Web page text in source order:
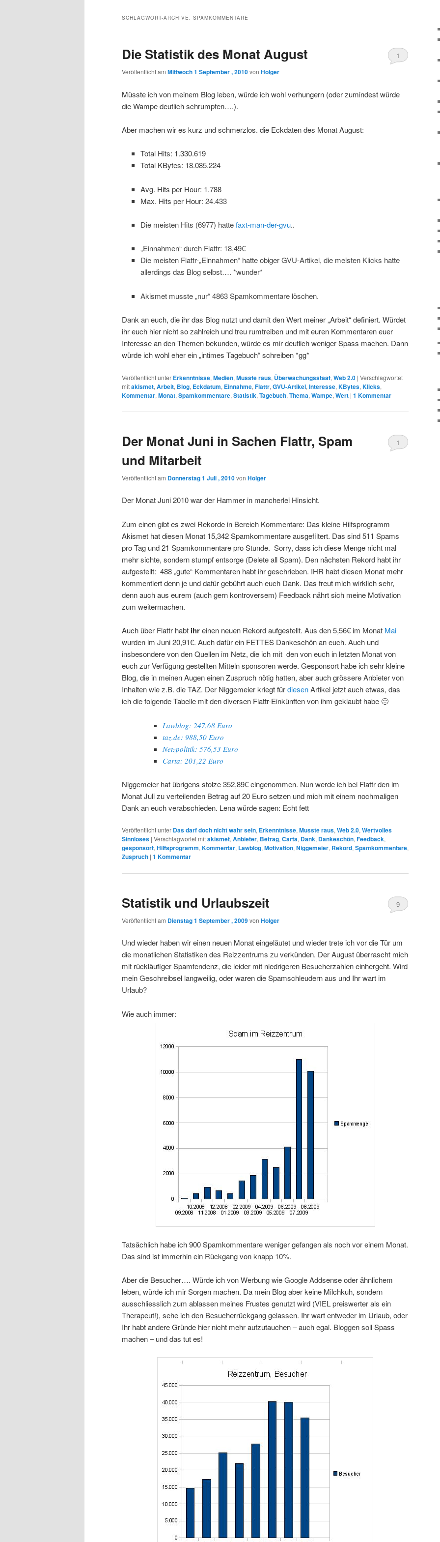
wechseln
SCHLAGWORT-ARCHIVE: SPAMKOMMENTARE
Die Statistik des Monat August
Veröffentlicht am Mittwoch 1 September , 2010von Holger
1
Müsste ich von meinem Blog leben, würde ich wohl verhungern (oder zumindest würde
die Wampe deutlich schrumpfen….).
Aber machen wir es kurz und schmerzlos. die Eckdaten des Monat August:
Total Hits: 1.330.619
Total KBytes: 18.085.224
Avg. Hits per Hour: 1.788
Max. Hits per Hour: 24.433
Die meisten Hits (6977) hattefaxt-man-der-gvu..
„Einnahmen“ durch Flattr: 18,49€
Die meisten Flattr-„Einnahmen“ hatte obiger GVU-Artikel, die meisten Klicks hatte
allerdings das Blog selbst…. *wunder*
Akismet musste „nur“ 4863 Spamkommentare löschen.
Dank an euch, die ihr das Blog nutzt und damit den Wert meiner „Arbeit“ definiert. Würdet
ihr euch hier nicht so zahlreich und treu rumtreiben und mit euren Kommentaren euer
Interesse an den Themen bekunden, würde es mir deutlich weniger Spass machen. Dann
würde ich wohl eher ein „intimes Tagebuch“ schreiben *gg*
Veröffentlicht unter Erkenntnisse, Medien, Musste raus, Überwachungsstaat, Web 2.0 | Verschlagwortet
mitakismet, Arbeit, Blog, Eckdatum, Einnahme, Flattr, GVU-Artikel, Interesse, KBytes, Klicks,
Kommentar, Monat, Spamkommentare, Statistik, Tagebuch, Thema, Wampe, Wert | 1 Kommentar
Der Monat Juni in Sachen Flattr, Spam
und Mitarbeit
Veröffentlicht am Donnerstag 1 Juli , 2010von Holger
1
Der Monat Juni 2010 war der Hammer in mancherlei Hinsicht.
Zum einen gibt es zwei Rekorde in Bereich Kommentare: Das kleine Hilfsprogramm
Akismet hat diesen Monat 15,342 Spamkommentare ausgefiltert. Das sind 511 Spams
pro Tag und 21 Spamkommentare pro Stunde. Sorry, dass ich diese Menge nicht mal
mehr sichte, sondern stumpf entsorge (Delete all Spam). Den nächsten Rekord habt ihr
aufgestellt: 488 „gute“ Kommentaren habt ihr geschrieben. IHR habt diesen Monat mehr
kommentiert denn je und dafür gebührt auch euch Dank. Das freut mich wirklich sehr,
denn auch aus eurem (auch gern kontroversem) Feedback nährt sich meine Motivation
zum weitermachen.
Auch über Flattr habt ihreinen neuen Rekord aufgestellt. Aus den 5,56€ im Monat Mai
wurden im Juni 20,91€. Auch dafür ein FETTES Dankeschön an euch. Auch und
insbesondere von den Quellen im Netz, die ich mit den von euch in letzten Monat von
euch zur Verfügung gestellten Mitteln sponsoren werde. Gesponsort habe ich sehr kleine
Blog, die in meinen Augen einen Zuspruch nötig hatten, aber auch grössere Anbieter von
Inhalten wie z.B. die TAZ. Der Niggemeier kriegt fürdiesenArtikel jetzt auch etwas, das
ich die folgende Tabelle mit den diversen Flattr-Einkünften von ihm geklaubt habe 🙂
Lawblog: 247,68 Euro
taz.de: 988,50 Euro
Netzpolitik: 576,53 Euro
Carta: 201,22 Euro
Niggemeier hat übrigens stolze 352,89€ eingenommen. Nun werde ich bei Flattr den im
Monat Juli zu verteilenden Betrag auf 20 Euro setzen und mich mit einem nochmaligen
Dank an euch verabschieden. Lena würde sagen: Echt fett
Veröffentlicht unter Das darf doch nicht wahr sein, Erkenntnisse, Musste raus, Web 2.0, Wertvolles
Sinnloses | Verschlagwortet mitakismet, Anbieter, Betrag, Carta, Dank, Dankeschön, Feedback,
gesponsort, Hilfsprogramm, Kommentar, Lawblog, Motivation, Niggemeier, Rekord, Spamkommentare,
Zuspruch | 1 Kommentar
Statistik und Urlaubszeit
Veröffentlicht am Dienstag 1 September , 2009von Holger
9
Und wieder haben wir einen neuen Monat eingeläutet und wieder trete ich vor die Tür um
die monatlichen Statistiken des Reizzentrums zu verkünden. Der August überrascht mich
mit rückläufiger Spamtendenz, die leider mit niedrigeren Besucherzahlen einhergeht. Wird
mein Geschreibsel langweilig, oder waren die Spamschleudern aus und Ihr wart im
Urlaub?
Wie auch immer:
Tatsächlich habe ich 900 Spamkommentare weniger gefangen als noch vor einem Monat.
Das sind ist immerhin ein Rückgang von knapp 10%.
Aber die Besucher…. Würde ich von Werbung wie Google Addsense oder ähnlichem
leben, würde ich mir Sorgen machen. Da mein Blog aber keine Milchkuh, sondern
ausschliesslich zum ablassen meines Frustes genutzt wird (VIEL preiswerter als ein
Therapeut!), sehe ich den Besucherrückgang gelassen. Ihr wart entweder im Urlaub, oder
Ihr habt andere Gründe hier nicht mehr aufzutauchen – auch egal. Bloggen soll Spass
machen – und das tut es!